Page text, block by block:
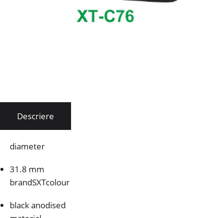
Descriere
diameter
31.8 mm
brandSXTcolour
black anodised